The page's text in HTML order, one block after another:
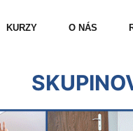
KURZY O NÁS